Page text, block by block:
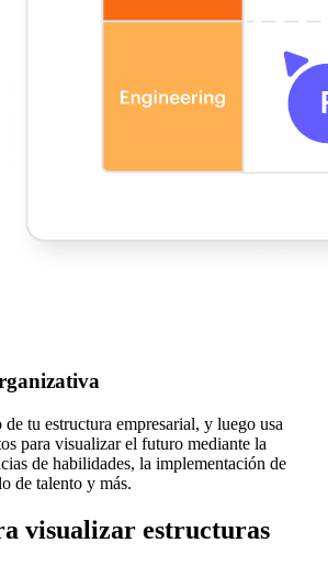
tu estructura empresarial, y luego usa
para visualizar el futuro mediante la
de habilidades, la implementación de
de talento y más.
visualizar estructuras